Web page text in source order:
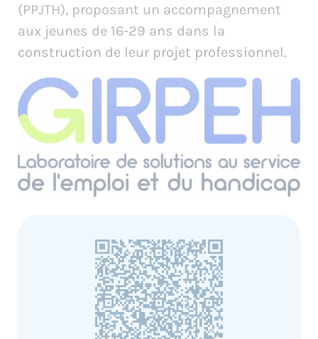
(PPJTH), proposant un accompagnement
aux jeunes de 16-29 ans dans la
construction de leur projet professionnel.